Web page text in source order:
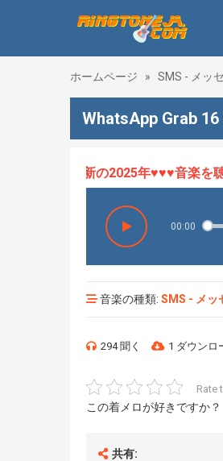
ホームページ » SMS - メッ
WhatsApp Grab
HOT、最新の2025年♥♥♥音楽を聴い
00:00
音楽の種類: SMS - メッ
294 聞く 1 ダウンロ
Rate
この着メロが好きですか？
共有: